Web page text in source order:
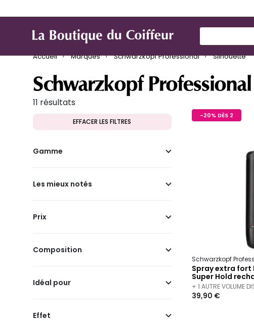
Marques Produit de coiffure
Accueil
Marques Schwarzkopf Professional Silhouette
Schwarzkopf
11 résultats
EFFACER LES FILTRES
Gamme
Les mieux notés
Prix
Composition
Idéal pour
Effet
-20% DÈS 2
Schwarzkopf
Spray extra fort
Super Hold
+ 1 AUTRE VOLUME
39,90 €